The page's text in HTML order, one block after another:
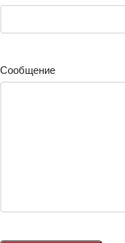
Сообщение